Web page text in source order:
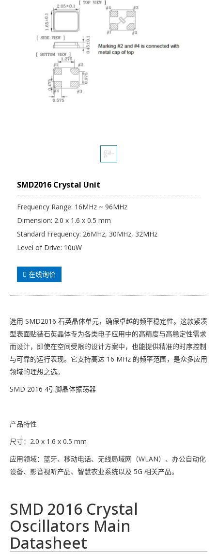
SMD2016 Crystal Unit
Frequency Range: 16MHz ~ 96MHz
Dimension: 2.0 x 1.6 x 0.5 mm
Standard Frequency: 26MHz, 30MHz, 32MHz
Level of Drive: 10uW
在线询价
选用 SMD2016 石英晶体单元，确保卓越的频率稳定性。这款紧凑
型表面贴装石英晶体专为各类电子应用中的高精度与高稳定性需求
而设计，即使在空间受限的设计方案中，也能提供精准的时序控制
与可靠的运行表现。它支持高达 16 MHz 的频率范围，是众多应用
领域的理想之选。
SMD 2016 4引脚晶体振荡器
产品特性
尺寸：2.0 x 1.6 x 0.5 mm
应用领域：蓝牙、移动电话、无线局域网（WLAN）、办公自动化
设备、影音视听产品、智慧农业系统以及 5G 相关产品。
SMD 2016 Crystal
Oscillators Main
Datasheet